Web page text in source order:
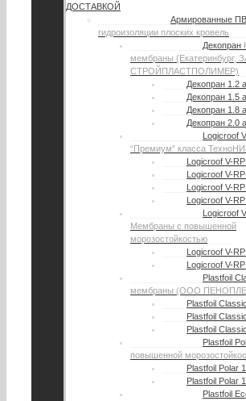
ДОСТАВКОЙ
Армированные
гидроизоляции плоских кровель
Декопран
мембраны (Екатеринбург,
СТРОЙПЛАСТПОЛИМЕР)
Декопран 1.2
Декопран 1.5
Декопран 1.8
Декопран 2.0
Logicroof
“Премиум” класса
Logicroof V-
Logicroof V-
Logicroof V-
Logicroof V-
Logicroof
Мембраны с повышенной
морозостойкостью
Logicroof V-
Logicroof V-
Plastfoil
мембраны (ООО
Plastfoil
Plastfoil
Plastfoil
Plastfoil
повышенной
Plastfoil Polar
Plastfoil Polar
Plastfoil